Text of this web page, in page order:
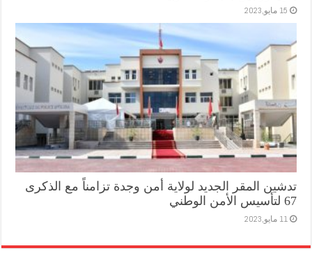
15 مايو,2023
تدشين المقر الجديد لولاية أمن وجدة تزامناً مع الذكرى
67 لتأسيس الأمن الوطني
11 مايو,2023